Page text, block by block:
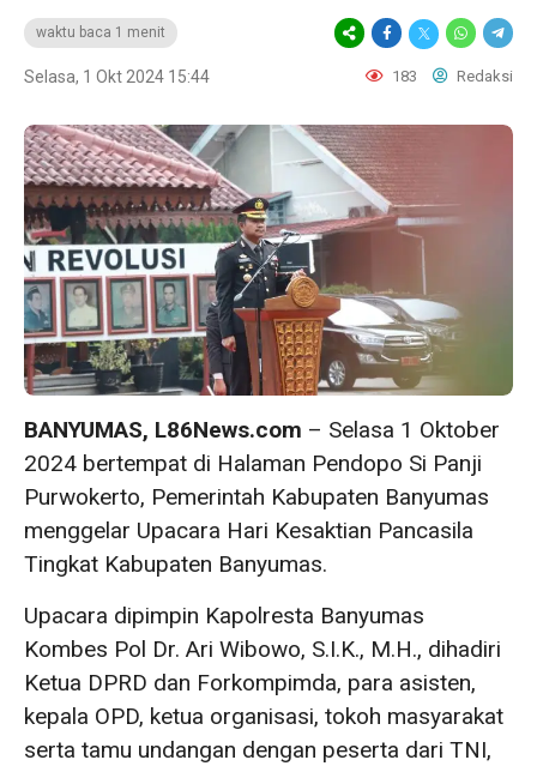
waktu baca 1 menit
Selasa, 1 Okt 2024 15:44 183 Redaksi
BANYUMAS, L86News.com – Selasa 1 Oktober
2024 bertempat di Halaman Pendopo Si Panji
Purwokerto, Pemerintah Kabupaten Banyumas
menggelar Upacara Hari Kesaktian Pancasila
Tingkat Kabupaten Banyumas.
Upacara dipimpin Kapolresta Banyumas
Kombes Pol Dr. Ari Wibowo, S.I.K., M.H., dihadiri
Ketua DPRD dan Forkompimda, para asisten,
kepala OPD, ketua organisasi, tokoh masyarakat
serta tamu undangan dengan peserta dari TNI,